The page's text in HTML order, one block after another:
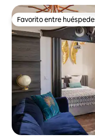
Favorito entre
Favorito entre